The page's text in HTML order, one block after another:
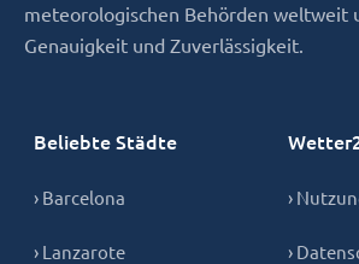
meteorologischen Behörden weltweit
Genauigkeit und Zuverlässigkeit.
Beliebte Städte
› Barcelona
› Lanzarote
›
›